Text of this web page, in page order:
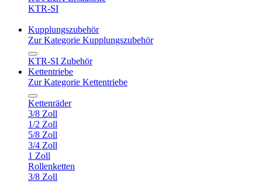
KTR-SI
Kupplungszubehör
Zur Kategorie Kupplungszubehör
KTR-SI Zubehör
Kettentriebe
Zur Kategorie Kettentriebe
Kettenräder
3/8 Zoll
1/2 Zoll
5/8 Zoll
3/4 Zoll
1 Zoll
Rollenketten
3/8 Zoll